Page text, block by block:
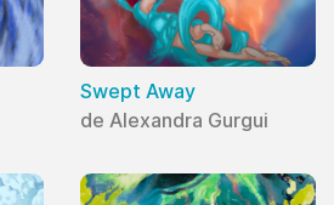
Swept Away
de Alexandra Gurgui